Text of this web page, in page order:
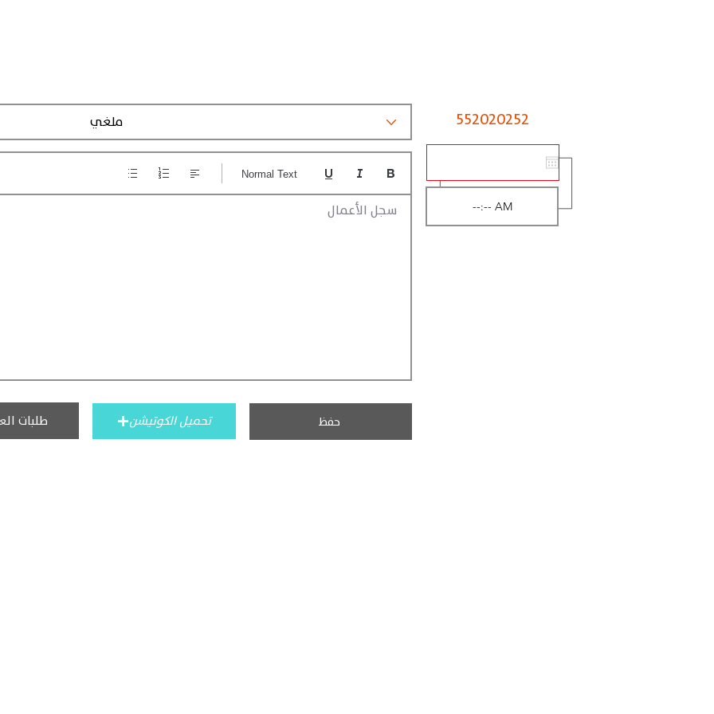
سجل الأعمال
Normal Text
552020252
طلبات حفظ تحميل الكوتيشن